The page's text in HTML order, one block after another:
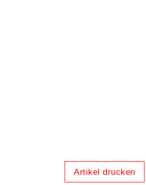
Artikel drucken